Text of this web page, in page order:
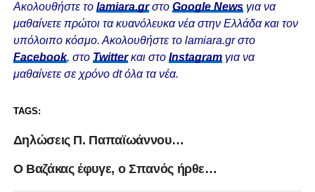
Ακολουθήστε το lamiara.grστο Google Newsγια να
μαθαίνετε πρώτοι τα κυανόλευκα νέα στην Ελλάδα και τον
υπόλοιπο κόσμο. Ακολουθήστε το lamiara.gr στο
Facebook, στο Twitterκαι στο Instagram για να
μαθαίνετε σε χρόνο dt όλα τα νέα.
TAGS:
Δηλώσεις Π. Παπαϊωάννου…
Ο Βαζάκας έφυγε, ο Σπανός ήρθε…